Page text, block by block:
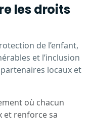
les droits
de l’enfant,
et l’inclusion
locaux et
où chacun
et renforce sa